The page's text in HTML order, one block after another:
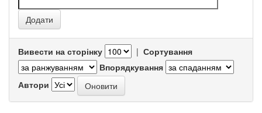
Вивести на сторінку | Сортування
Впорядкування
Автори